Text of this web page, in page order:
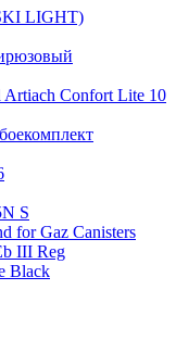
LIGHT)
Confort Lite 10
S
for Gaz Canisters
III Reg
Black